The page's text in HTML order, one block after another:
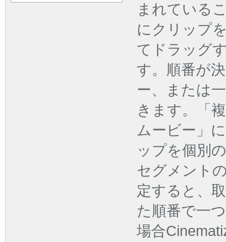
まれている
にクリップ
てドラッグ
す。順番が
ー、または
きます。「
ムービー」
ップを個別
セグメント
定すると、
た順番で一
場合